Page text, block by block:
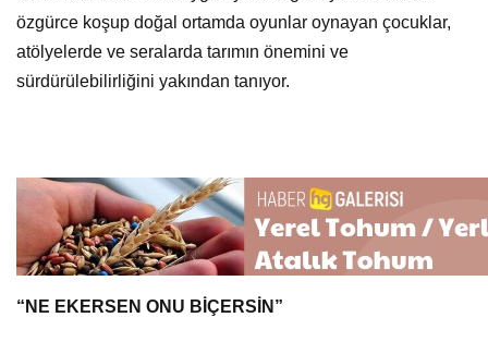
özgürce koşup doğal ortamda oyunlar oynayan çocuklar,
atölyelerde ve seralarda tarımın önemini ve
sürdürülebilirliğini yakından tanıyor.
“NE EKERSEN ONU BİÇERSİN”